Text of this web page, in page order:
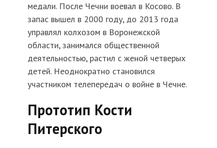
медали. После Чечни воевал в Косово. В
запас вышел в 2000 году, до 2013 года
управлял колхозом в Воронежской
области, занимался общественной
деятельностью, растил с женой четверых
детей. Неоднократно становился
участником телепередач о войне в Чечне.
Прототип Кости
Питерского